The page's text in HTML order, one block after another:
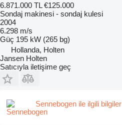
6.871.000 TL €125.000
Sondaj makinesi - sondaj kulesi
2004
6.298 m/s
Güç 195 kW (265 bg)
Hollanda, Holten
Jansen Holten
Satıcıyla iletişime geç
Sennebogen ile ilgili bilgiler